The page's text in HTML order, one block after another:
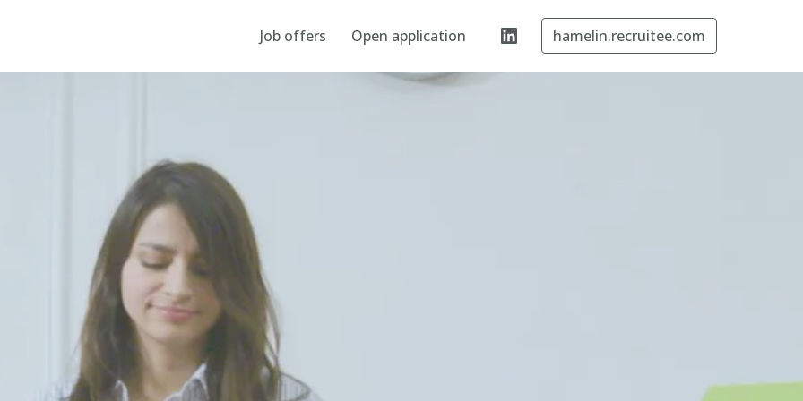
Job offers Open application hamelin.recruitee.com